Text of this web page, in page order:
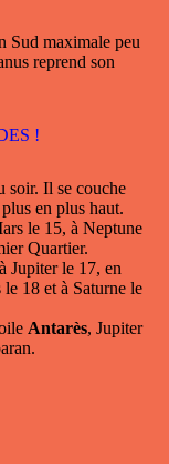
Sud maximale peu
reprend son
!
soir. Il se couche
en plus haut.
le 15, à Neptune
Quartier.
Jupiter le 17, en
18 et à Saturne le
Antarès, Jupiter